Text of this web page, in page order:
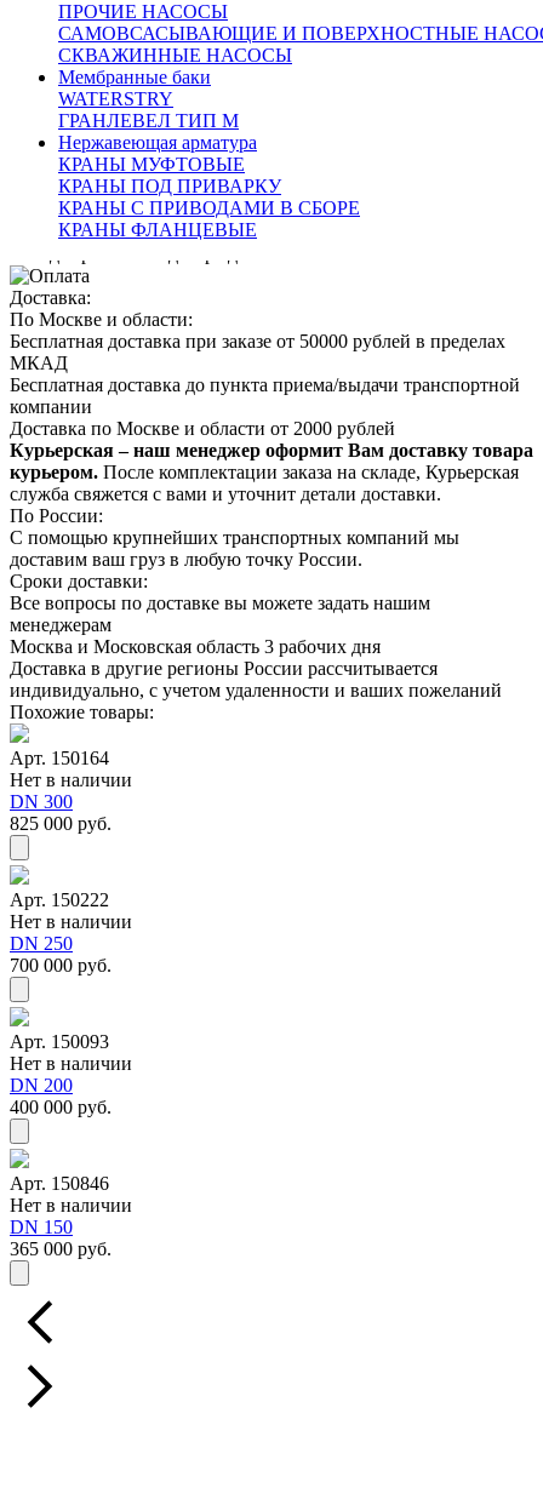
ПРОЧИЕ НАСОСЫ
САМОВСАСЫВАЮЩИЕ И ПОВЕРХНОСТНЫЕ
СКВАЖИННЫЕ НАСОСЫ
Мембранные баки
WATERSTRY
ГРАНЛЕВЕЛ ТИП М
Нержавеющая арматура
КРАНЫ МУФТОВЫЕ
КРАНЫ ПОД ПРИВАРКУ
КРАНЫ С ПРИВОДАМИ В СБОРЕ
КРАНЫ ФЛАНЦЕВЫЕ
Условия эксплуатации:
Окружающая температура, °С
Относительная влажность, %
Степень защиты
Описание:
Оплата:
Оплата осуществляется по безналичному расчету на
основании счета. Счет формирует ваш персональный
Доставка:
По Москве и области:
Бесплатная доставка при заказе от 50000 рублей в пределах
МКАД
Бесплатная доставка до пункта приема/выдачи транспортной
компании
Доставка по Москве и области от 2000 рублей
Курьерская – наш менеджер оформит Вам доставку товара
курьером. После комплектации заказа на складе, Курьерская
служба свяжется с вами и уточнит детали доставки.
По России:
С помощью крупнейших транспортных компаний мы
доставим ваш груз в любую точку России.
Сроки доставки:
Все вопросы по доставке вы можете задать нашим
менеджерам
Москва и Московская область 3 рабочих дня
Доставка в другие регионы России рассчитывается
индивидуально, с учетом удаленности и ваших пожеланий
Похожие товары:
Арт. 150164
Нет в наличии
DN 300
825 000 руб.
Арт. 150222
Нет в наличии
DN 250
700 000 руб.
Арт. 150093
Нет в наличии
DN 200
400 000 руб.
Арт. 150846
Нет в наличии
DN 150
365 000 руб.